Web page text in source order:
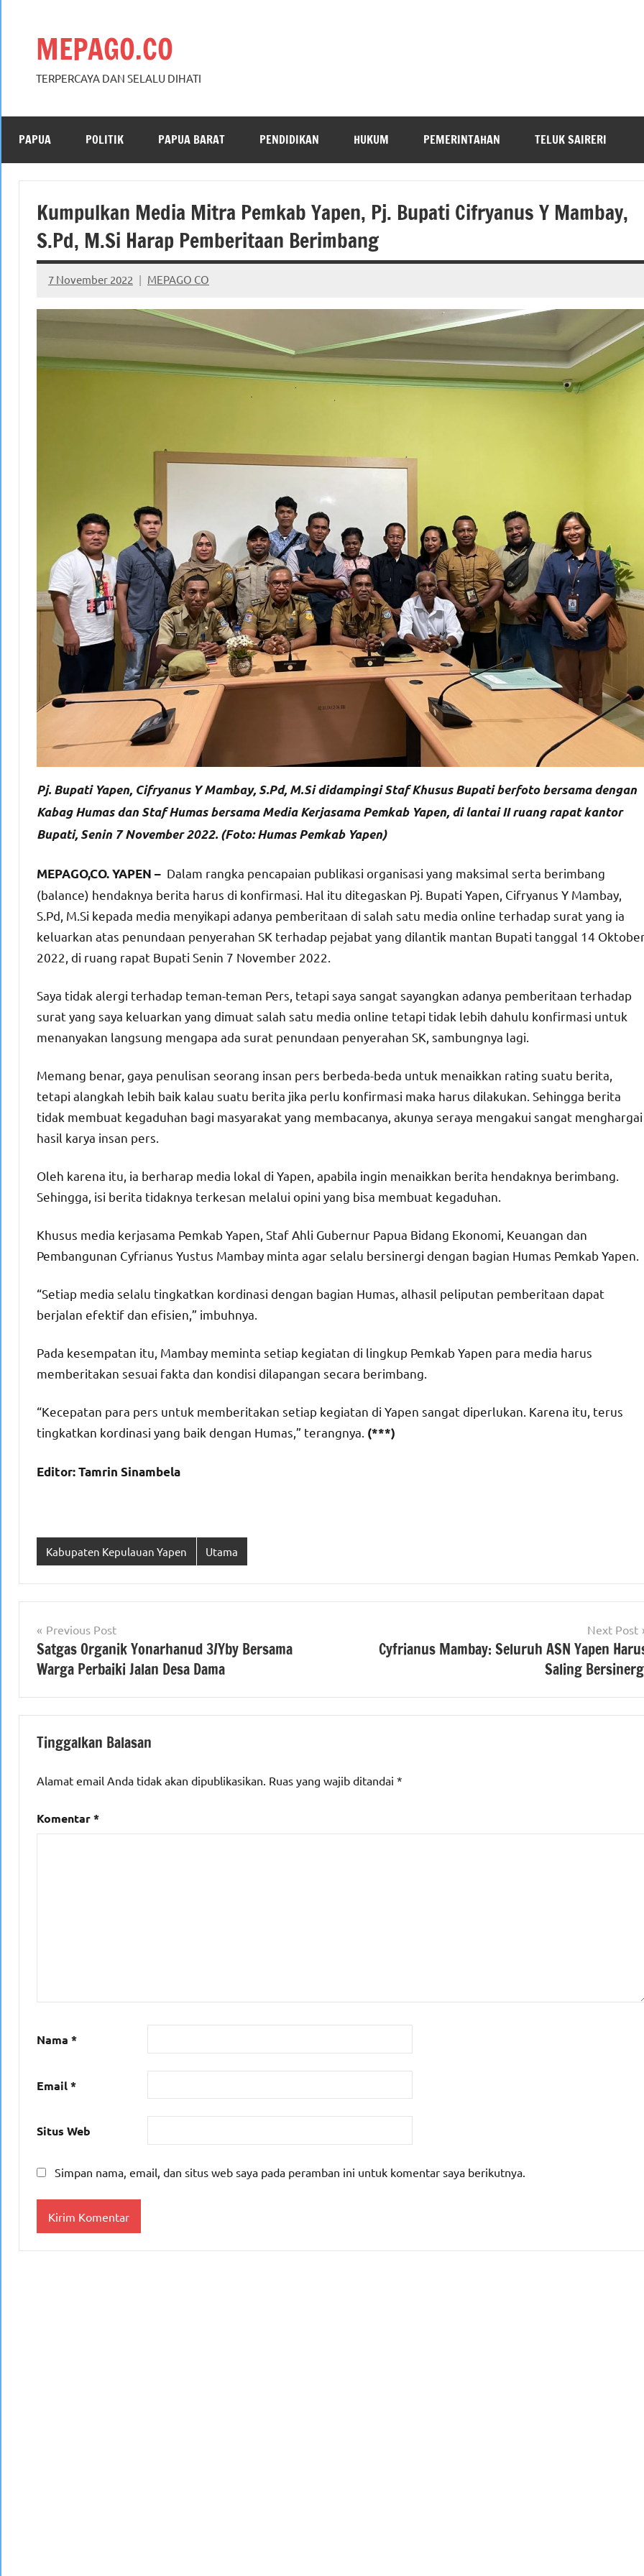
MEPAGO.CO
TERPERCAYA DAN SELALU DIHATI
PAPUA POLITIK PAPUA BARAT PENDIDIKAN HUKUM PEMERINTAHAN TELUK SAIRERI
Kumpulkan Media Mitra Pemkab Yapen, Pj. Bupati Cifryanus Y Mambay,
S.Pd, M.Si Harap Pemberitaan Berimbang
7 November 2022 MEPAGO CO
No
comments
Pj. Bupati Yapen, Cifryanus Y Mambay, S.Pd, M.Si didampingi Staf Khusus Bupati berfoto bersama dengan
Kabag Humas dan Staf Humas bersama Media Kerjasama Pemkab Yapen, di lantai II ruang rapat kantor
Bupati, Senin 7 November 2022. (Foto: Humas Pemkab Yapen)
MEPAGO,CO. YAPEN – Dalam rangka pencapaian publikasi organisasi yang maksimal serta berimbang
(balance) hendaknya berita harus di konfirmasi. Hal itu ditegaskan Pj. Bupati Yapen, Cifryanus Y Mambay,
S.Pd, M.Si kepada media menyikapi adanya pemberitaan di salah satu media online terhadap surat yang ia
keluarkan atas penundaan penyerahan SK terhadap pejabat yang dilantik mantan Bupati tanggal 14
2022, di ruang rapat Bupati Senin 7 November 2022.
Saya tidak alergi terhadap teman-teman Pers, tetapi saya sangat sayangkan adanya pemberitaan terhadap
surat yang saya keluarkan yang dimuat salah satu media online tetapi tidak lebih dahulu konfirmasi untuk
menanyakan langsung mengapa ada surat penundaan penyerahan SK, sambungnya lagi.
Memang benar, gaya penulisan seorang insan pers berbeda-beda untuk menaikkan rating suatu berita,
tetapi alangkah lebih baik kalau suatu berita jika perlu konfirmasi maka harus dilakukan. Sehingga berita
tidak membuat kegaduhan bagi masyarakat yang membacanya, akunya seraya mengakui sangat menghargai
hasil karya insan pers.
Oleh karena itu, ia berharap media lokal di Yapen, apabila ingin menaikkan berita hendaknya berimbang.
Sehingga, isi berita tidaknya terkesan melalui opini yang bisa membuat kegaduhan.
Khusus media kerjasama Pemkab Yapen, Staf Ahli Gubernur Papua Bidang Ekonomi, Keuangan dan
Pembangunan Cyfrianus Yustus Mambay minta agar selalu bersinergi dengan bagian Humas Pemkab Yapen.
“Setiap media selalu tingkatkan kordinasi dengan bagian Humas, alhasil peliputan pemberitaan dapat
berjalan efektif dan efisien,” imbuhnya.
Pada kesempatan itu, Mambay meminta setiap kegiatan di lingkup Pemkab Yapen para media harus
memberitakan sesuai fakta dan kondisi dilapangan secara berimbang.
“Kecepatan para pers untuk memberitakan setiap kegiatan di Yapen sangat diperlukan. Karena itu, terus
tingkatkan kordinasi yang baik dengan Humas,” terangnya. (***)
Editor: Tamrin Sinambela
Kabupaten Kepulauan Yapen Utama
Navigasi
pos
Previous Post
Satgas Organik Yonarhanud 3/Yby Bersama
Warga Perbaiki Jalan Desa Dama
Next Post
Cyfrianus Mambay: Seluruh ASN Yapen
Saling
Tinggalkan Balasan
Alamat email Anda tidak akan dipublikasikan. Ruas yang wajib ditandai *
Komentar*
Nama *
Email*
Situs Web
Simpan nama, email, dan situs web saya pada peramban ini untuk komentar saya berikutnya.